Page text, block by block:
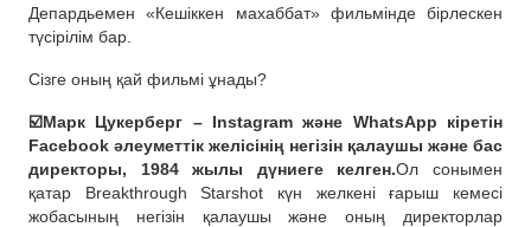
Депардьемен «Кешіккен махаббат» фильмінде бірлескен
түсірілім бар.
Сізге оның қай фильмі ұнады?
☑️Марк Цукерберг – Instagram және WhatsApp кіретін
Facebook әлеуметтік желісінің негізін қалаушы және бас
директоры, 1984 жылы дүниеге келген.Ол сонымен
қатар Breakthrough Starshot күн желкені ғарыш кемесі
жобасының негізін қалаушы және оның директорлар